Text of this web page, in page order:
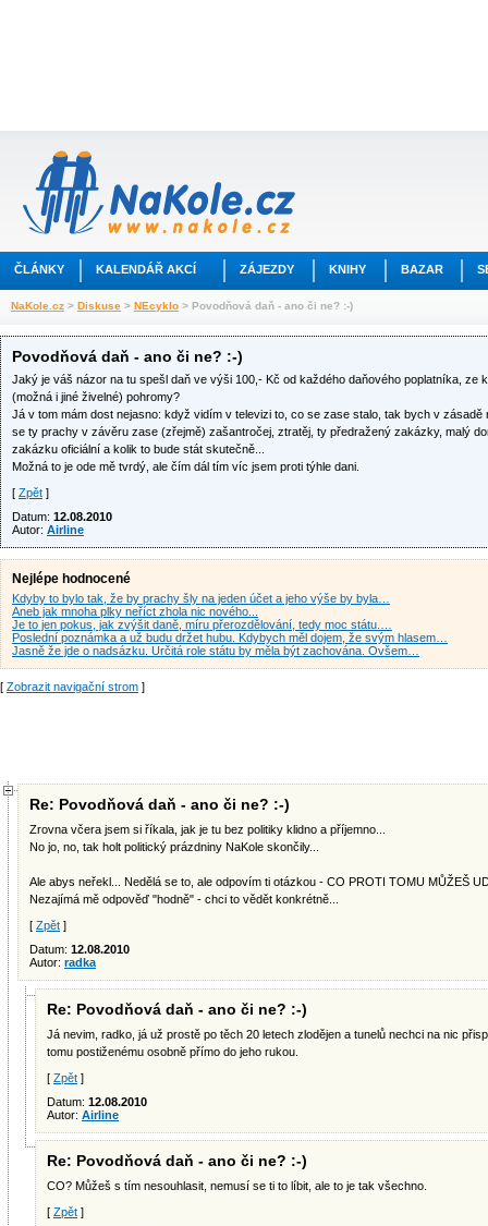
ČLÁNKY KALENDÁŘ AKCÍ ZÁJEZDY KNIHY BAZAR
NaKole.cz > Diskuse > NEcyklo > Povodňová daň - ano či ne? :-)
Povodňová daň - ano či ne? :-)
Jaký je váš názor na tu spešl daň ve výši 100,- Kč od každého daňového poplatníka, ze
(možná i jiné živelné) pohromy?
Já v tom mám dost nejasno: když vidím v televizi to, co se zase stalo, tak bych v
se ty prachy v závěru zase (zřejmě) zašantročej, ztratěj, ty předražený zakázky, malý
zakázku oficiální a kolik to bude stát skutečně...
Možná to je ode mě tvrdý, ale čím dál tím víc jsem proti týhle dani.
[ Zpět ]
Datum: 12.08.2010
Autor: Airline
Nejlépe hodnocené
Kdyby to bylo tak, že by prachy šly na jeden účet a jeho výše by byla…
Aneb jak mnoha plky neříct zhola nic nového...
Je to jen pokus, jak zvýšit daně, míru přerozdělování, tedy moc státu.…
Poslední poznámka a už budu držet hubu. Kdybych měl dojem, že svým hlasem…
Jasně že jde o nadsázku. Určitá role státu by měla být zachována. Ovšem…
[ Zobrazit navigační strom ]
Re: Povodňová daň - ano či ne? :-)
Zrovna včera jsem si říkala, jak je tu bez politiky klidno a příjemno...
No jo, no, tak holt politický prázdniny NaKole skončily...
Ale abys neřekl... Nedělá se to, ale odpovím ti otázkou - CO PROTI TOMU MŮŽEŠ
Nezajímá mě odpověď "hodně" - chci to vědět konkrétně...
[ Zpět ]
Datum: 12.08.2010
Autor: radka
Re: Povodňová daň - ano či ne? :-)
Já nevim, radko, já už prostě po těch 20 letech zlodějen a tunelů nechci na nic
tomu postiženému osobně přímo do jeho rukou.
[ Zpět ]
Datum: 12.08.2010
Autor: Airline
Re: Povodňová daň - ano či ne? :-)
CO? Můžeš s tím nesouhlasit, nemusí se ti to líbit, ale to je tak všechno.
[ Zpět ]